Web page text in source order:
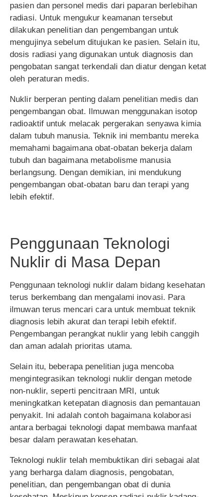
pasien dan personel medis dari paparan berlebihan
radiasi. Untuk mengukur keamanan tersebut
dilakukan penelitian dan pengembangan untuk
mengujinya sebelum ditujukan ke pasien. Selain itu,
dosis radiasi yang digunakan untuk diagnosis dan
pengobatan sangat terkendali dan diatur dengan ketat
oleh peraturan medis.
Nuklir berperan penting dalam penelitian medis dan
pengembangan obat. Ilmuwan menggunakan isotop
radioaktif untuk melacak pergerakan senyawa kimia
dalam tubuh manusia. Teknik ini membantu mereka
memahami bagaimana obat-obatan bekerja dalam
tubuh dan bagaimana metabolisme manusia
berlangsung. Dengan demikian, ini mendukung
pengembangan obat-obatan baru dan terapi yang
lebih efektif.
Penggunaan Teknologi
Nuklir di Masa Depan
Penggunaan teknologi nuklir dalam bidang kesehatan
terus berkembang dan mengalami inovasi. Para
ilmuwan terus mencari cara untuk membuat teknik
diagnosis lebih akurat dan terapi lebih efektif.
Pengembangan perangkat nuklir yang lebih canggih
dan aman adalah prioritas utama.
Selain itu, beberapa penelitian juga mencoba
mengintegrasikan teknologi nuklir dengan metode
non-nuklir, seperti pencitraan MRI, untuk
meningkatkan ketepatan diagnosis dan pemantauan
penyakit. Ini adalah contoh bagaimana kolaborasi
antara berbagai teknologi dapat membawa manfaat
besar dalam perawatan kesehatan.
Teknologi nuklir telah membuktikan diri sebagai alat
yang berharga dalam diagnosis, pengobatan,
penelitian, dan pengembangan obat di dunia